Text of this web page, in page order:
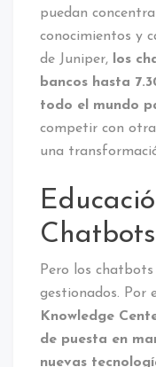
puedan
conocimientos y
de Juniper, los
bancos hasta
todo el mundo
competir con
una
Chatbots
Pero los chatbots
gestionados. Por
Knowledge
de puesta en
nuevas